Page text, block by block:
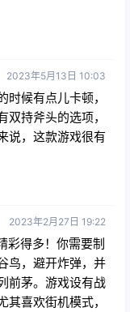
2023年5月13日 10:03
候有点儿卡顿，
持斧头的选项，
说，这款游戏很有
2023年2月27日 19:22
彩得多！你需要制
鸟，避开炸弹，并
前茅。游戏设有战
喜欢街机模式，